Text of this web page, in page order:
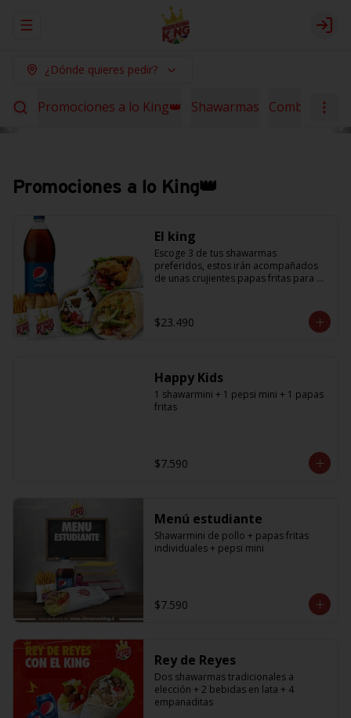
Abrir menu de navegación Login
¿Dónde quieres pedir?
Promociones a lo King👑 Shawarmas Combos
Promociones a lo King👑
El king
Escoge 3 de tus shawarmas
preferidos, estos irán acompañados
de unas crujientes papas fritas para
acumulable con otras promociones)
(cada agregado adicional
agregar la cantidad exacta igual a la
cantidad de shawarmas de la
promoción)
$23.490
Happy Kids
1 shawarmini + 1 pepsi mini + 1 papas
fritas
$7.590
Menú estudiante
Shawarmini de pollo + papas fritas
individuales + pepsi mini
$7.590
Rey de Reyes
Dos shawarmas tradicionales a
elección + 2 bebidas en lata + 4
empanaditas